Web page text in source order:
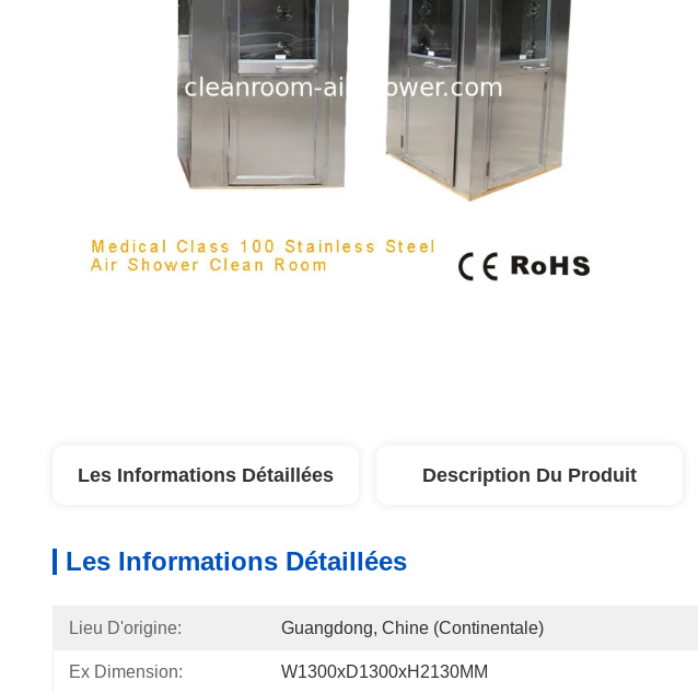
Les Informations Détaillées Description Du Produit
Les Informations Détaillées
Lieu D'origine: Guangdong, Chine (continentale)
Ex Dimension: W1300xD1300xH2130MM